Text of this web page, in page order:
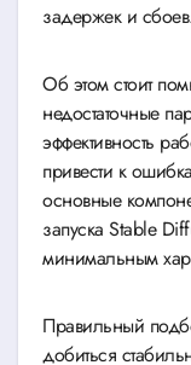
задержек и
Об этом стоит
недостаточные
эффективность
привести к
основные
запуска Stable
минимальным
Правильный
добиться